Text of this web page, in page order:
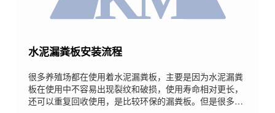
水泥漏粪板安装流程
很多养殖场都在使用着水泥漏粪板，主要是因为水泥漏粪
板在使用中不容易出现裂纹和破损，使用寿命相对更长，
还可以重复回收使用，是比较环保的漏粪板。但是很多养